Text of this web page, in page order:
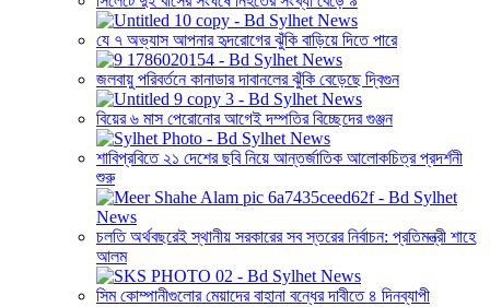
যে ৭ অভ্যাস আপনার হৃদরোগের ঝুঁকি বাড়িয়ে দিতে পারে
জলবায়ু পরিবর্তনে কানাডার দাবানলের ঝুঁকি বেড়েছে দ্বিগুন
বিয়ের ৬ মাস পেরোনোর আগেই দম্পতির বিচ্ছেদের গুঞ্জন
শাবিপ্রবিতে ২১ দেশের ছবি নিয়ে আন্তর্জাতিক আলোকচিত্র প্রদর্শনী
শুরু
চলতি অর্থবছরেই স্থানীয় সরকারের সব স্তরের নির্বাচন: প্রতিমন্ত্রী শাহে
আলম
সিম কোম্পানীগুলোর মেয়াদের বাহানা বন্ধের দাবীতে ৪ দিনব্যাপী